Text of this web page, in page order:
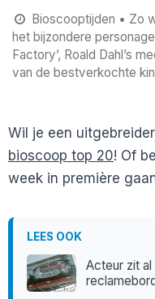
Bioscooptijden • Zo
het bijzondere
Factory’, Roald Dahl’s
van de bestverkochte
Wil je een
bioscoop top 20! Of
week in première
LEES OOK
Acteur zit